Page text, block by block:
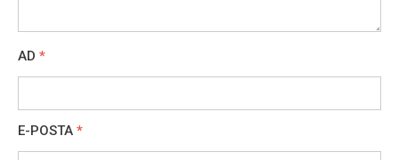
AD *
E-POSTA *